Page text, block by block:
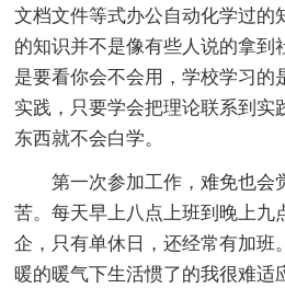
文档文件等式办公自动化学过的
的知识并不是像有些人说的拿到
是要看你会不会用，学校学习的
实践，只要学会把理论联系到实
东西就不会白学。
第一次参加工作，难免也会
苦。每天早上八点上班到晚上九
企，只有单休日，还经常有加班
暖的暖气下生活惯了的我很难适